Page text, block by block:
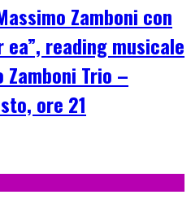
Zamboni con
ea”, reading musicale
Zamboni Trio –
ore 21